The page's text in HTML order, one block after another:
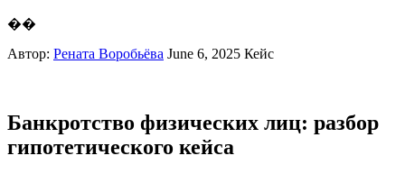
��
Автор: Рената Воробьёва June 6, 2025 Кейс
Банкротство физических лиц: разбор
гипотетического кейса